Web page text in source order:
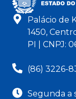
Palácio de
1450,
PI | CNPJ:
(86) 3226-
Segunda a